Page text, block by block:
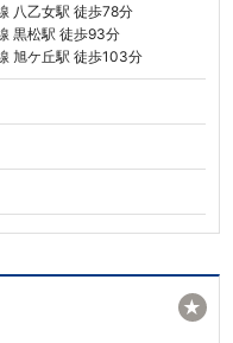
八乙女駅 徒歩78分
黒松駅 徒歩93分
旭ケ丘駅 徒歩103分
★